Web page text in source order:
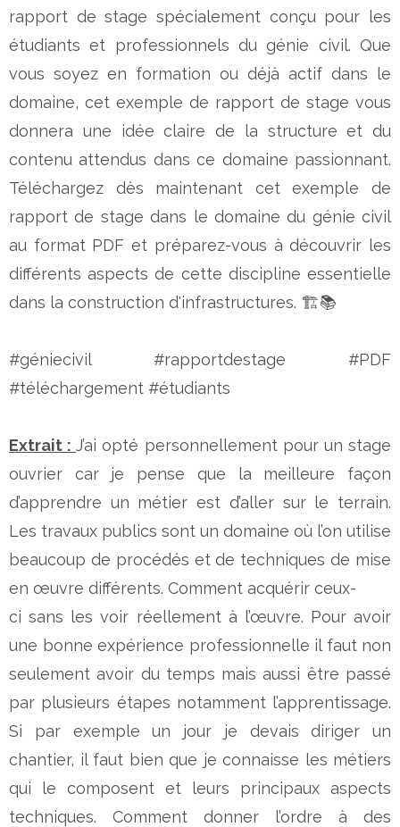
rapport de stage spécialement conçu pour les
étudiants et professionnels du génie civil. Que
vous soyez en formation ou déjà actif dans le
domaine, cet exemple de rapport de stage vous
donnera une idée claire de la structure et du
contenu attendus dans ce domaine passionnant.
Téléchargez dès maintenant cet exemple de
rapport de stage dans le domaine du génie civil
au format PDF et préparez-vous à découvrir les
différents aspects de cette discipline essentielle
dans la construction d'infrastructures. 🏗️📚
#géniecivil #rapportdestage #PDF
#téléchargement #étudiants
Extrait :J’ai opté personnellement pour un stage
ouvrier car je pense que la meilleure façon
d’apprendre un métier est d’aller sur le terrain.
Les travaux publics sont un domaine où l’on utilise
beaucoup de procédés et de techniques de mise
en œuvre différents. Comment acquérir ceux-
ci sans les voir réellement à l’œuvre. Pour avoir
une bonne expérience professionnelle il faut non
seulement avoir du temps mais aussi être passé
par plusieurs étapes notamment l’apprentissage.
Si par exemple un jour je devais diriger un
chantier, il faut bien que je connaisse les métiers
qui le composent et leurs principaux aspects
techniques. Comment donner l’ordre à des